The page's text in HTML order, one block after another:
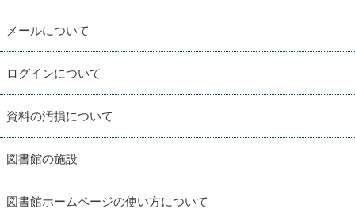
メールについて
ログインについて
資料の汚損について
図書館の施設
図書館ホームページの使い方について